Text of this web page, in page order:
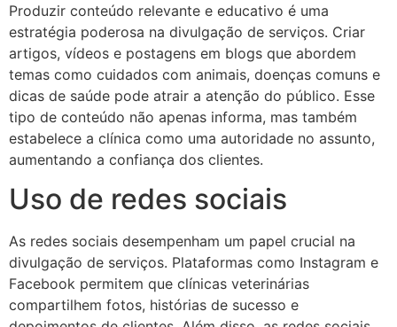
Produzir conteúdo relevante e educativo é uma
estratégia poderosa na divulgação de serviços. Criar
artigos, vídeos e postagens em blogs que abordem
temas como cuidados com animais, doenças comuns e
dicas de saúde pode atrair a atenção do público. Esse
tipo de conteúdo não apenas informa, mas também
estabelece a clínica como uma autoridade no assunto,
aumentando a confiança dos clientes.
Uso de redes sociais
As redes sociais desempenham um papel crucial na
divulgação de serviços. Plataformas como Instagram e
Facebook permitem que clínicas veterinárias
compartilhem fotos, histórias de sucesso e